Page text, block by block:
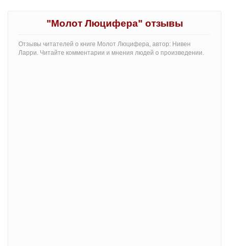
"Молот Люцифера" отзывы
Отзывы читателей о книге Молот Люцифера, автор: Нивен
Ларри. Читайте комментарии и мнения людей о произведении.